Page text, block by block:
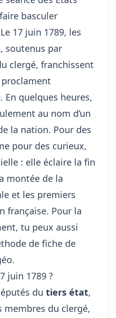
basculer
17 juin 1789, les
soutenus par
clergé, franchissent
En quelques heures,
au nom d’un
la nation. Pour des
pour des curieux,
: elle éclaire la fin
montée de la
et les premiers
française. Pour la
tu peux aussi
de fiche de
.
juin 1789 ?
du tiers état,
du clergé,